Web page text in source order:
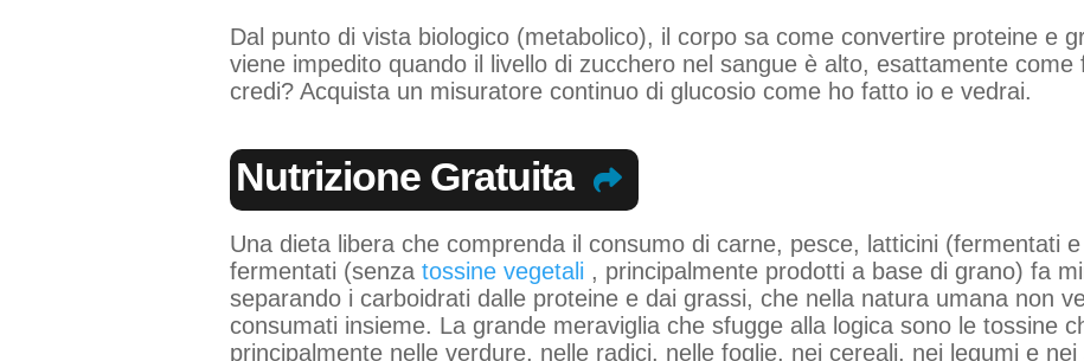
Dal punto di vista biologico (metabolico), il corpo sa come convertire proteine e
viene impedito quando il livello di zucchero nel sangue è alto, esattamente
credi? Acquista un misuratore continuo di glucosio come ho fatto io e vedrai.
Nutrizione Gratuita
Una dieta libera che comprenda il consumo di carne, pesce, latticini (fermentati
fermentati (senzatossine vegetali , principalmente prodotti a base di grano) fa
separando i carboidrati dalle proteine e dai grassi, che nella natura umana non
consumati insieme. La grande meraviglia che sfugge alla logica sono le tossine
principalmente nelle verdure, nelle radici, nelle foglie, nei cereali, nei legumi e